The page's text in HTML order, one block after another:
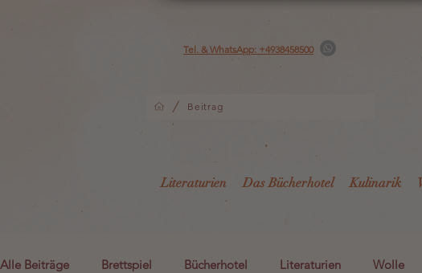
Tel. & WhatsApp: +4938458500
/ Beitrag
Literaturien Das Bücherhotel Kulinarik
Alle Beiträge Brettspiel Bücherhotel Literaturien Wolle